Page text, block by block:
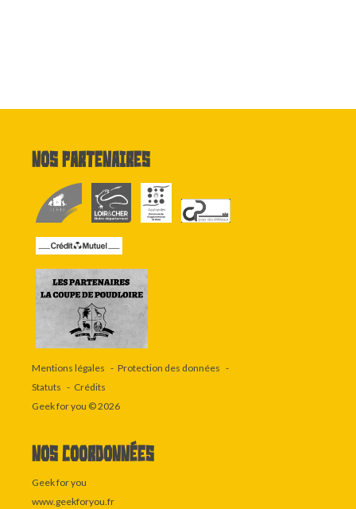
Nos partenaires
Mentions légales
Protection des données
Statuts
Crédits
Geek for you © 2026
Nos coordonnées
Geek for you
www.geekforyou.fr